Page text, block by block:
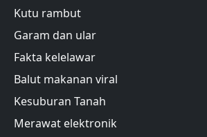
Kutu rambut
Garam dan ular
Fakta kelelawar
Balut makanan viral
Kesuburan Tanah
Merawat elektronik